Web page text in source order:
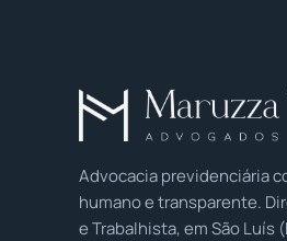
Advocacia previdenciária
humano e transparente.
e Trabalhista, em São Luís